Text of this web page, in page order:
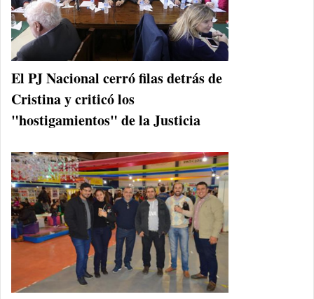
El PJ Nacional cerró filas detrás de
Cristina y criticó los
"hostigamientos" de la Justicia